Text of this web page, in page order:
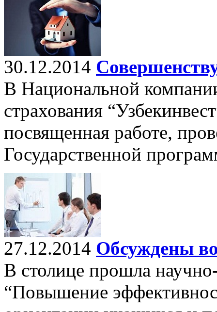
30.12.2014
В Национальной
страхования
посвященная работе,
Государственной
27.12.2014 Обсуждены
В столице прошла
“Повышение